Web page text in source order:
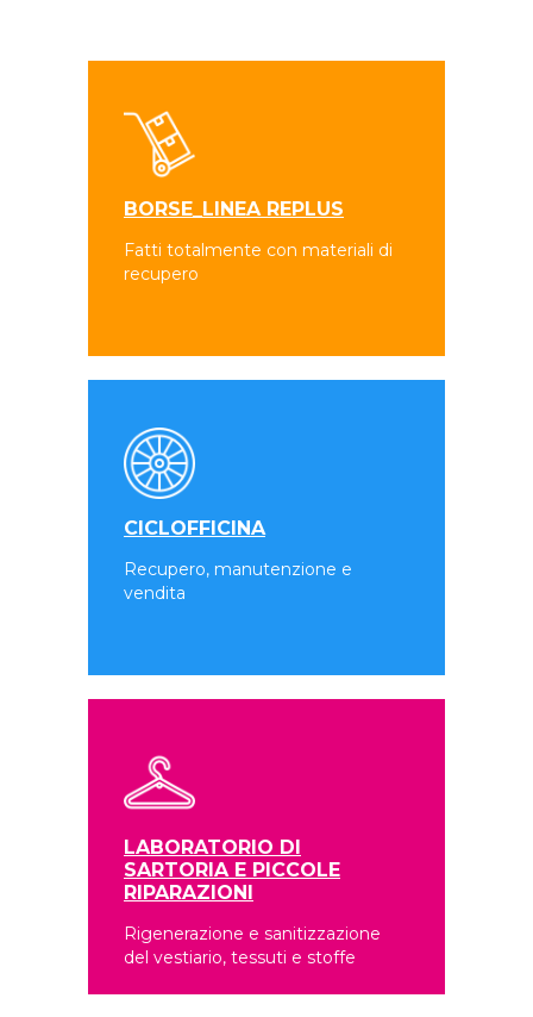
BORSE_LINEA REPLUS
Fatti totalmente con materiali di
recupero
CICLOFFICINA
Recupero, manutenzione e
vendita
LABORATORIO DI
SARTORIA E PICCOLE
RIPARAZIONI
Rigenerazione e sanitizzazione
del vestiario, tessuti e stoffe